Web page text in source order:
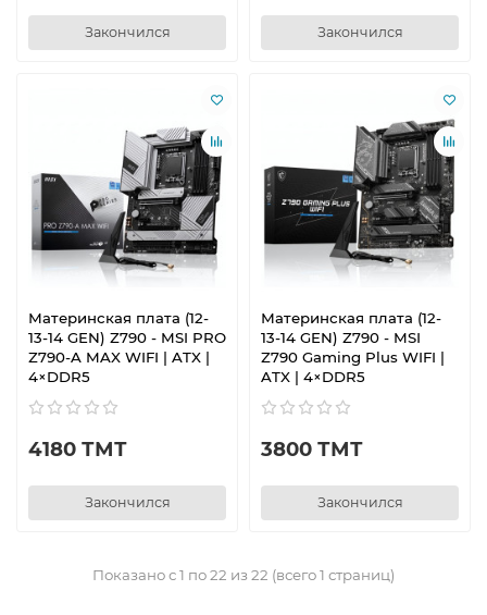
Закончился Закончился
Материнская плата (12-
13-14 GEN) Z790 - MSI PRO
Z790-A MAX WIFI | ATX |
4×DDR5
4180 ТМТ
Закончился
Материнская плата (12-
13-14 GEN) Z790 - MSI
Z790 Gaming Plus WIFI |
ATX | 4×DDR5
3800 ТМТ
Закончился
Показано с 1 по 22 из 22 (всего 1 страниц)